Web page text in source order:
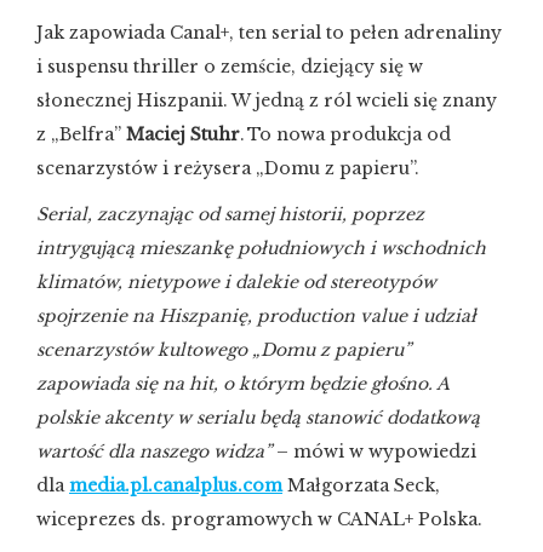
Jak zapowiada Canal+, ten serial to pełen adrenaliny
i suspensu thriller o zemście, dziejący się w
słonecznej Hiszpanii. W jedną z ról wcieli się znany
z „Belfra” Maciej Stuhr. To nowa produkcja od
scenarzystów i reżysera „Domu z papieru”.
Serial, zaczynając od samej historii, poprzez
intrygującą mieszankę południowych i wschodnich
klimatów, nietypowe i dalekie od stereotypów
spojrzenie na Hiszpanię, production value i udział
scenarzystów kultowego „Domu z papieru”
zapowiada się na hit, o którym będzie głośno. A
polskie akcenty w serialu będą stanowić dodatkową
wartość dla naszego widza”– mówi w wypowiedzi
dlamedia.pl.canalplus.comMałgorzata Seck,
wiceprezes ds. programowych w CANAL+ Polska.